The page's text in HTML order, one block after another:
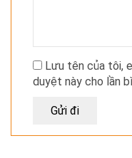
Lưu tên của tôi,
duyệt này cho lần